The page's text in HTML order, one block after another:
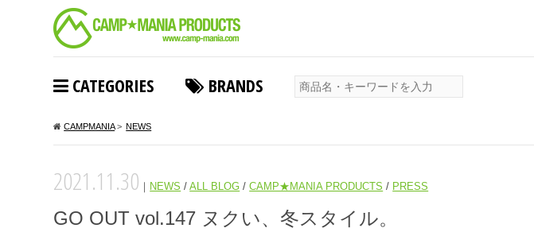
CATEGORIES BRANDS
CAMPMANIA> NEWS
2021.11.30 ｜ NEWS /ALL BLOG /CAMP★MANIA PRODUCTS / PRESS
GO OUT vol.147 ヌクい、冬スタイル。